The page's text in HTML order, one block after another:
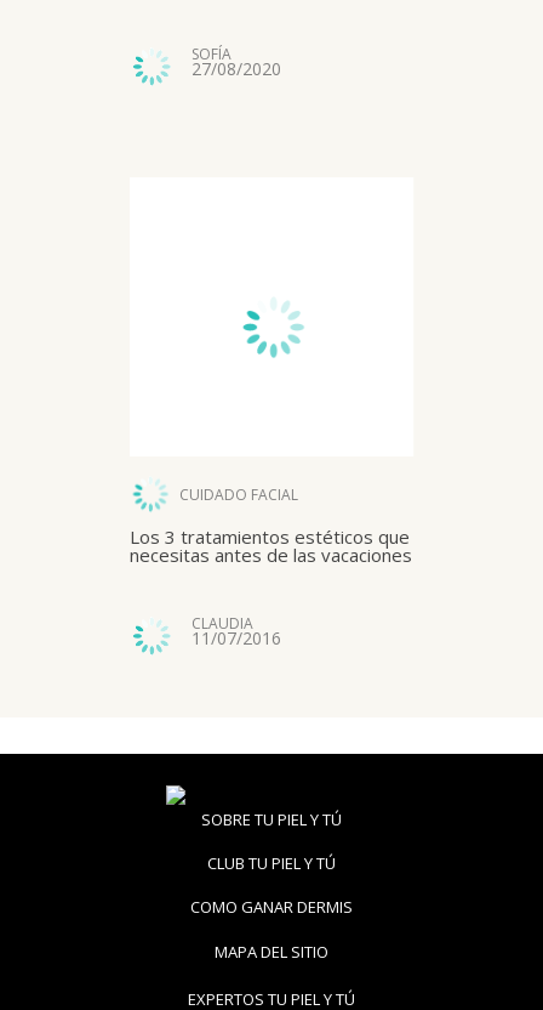
SOFÍA
27/08/2020
CUIDADO FACIAL
Los 3 tratamientos estéticos que
necesitas antes de las vacaciones
CLAUDIA
11/07/2016
SOBRE TU PIEL Y TÚ
CLUB TU PIEL Y TÚ
COMO GANAR DERMIS
MAPA DEL SITIO
EXPERTOS TU PIEL Y TÚ